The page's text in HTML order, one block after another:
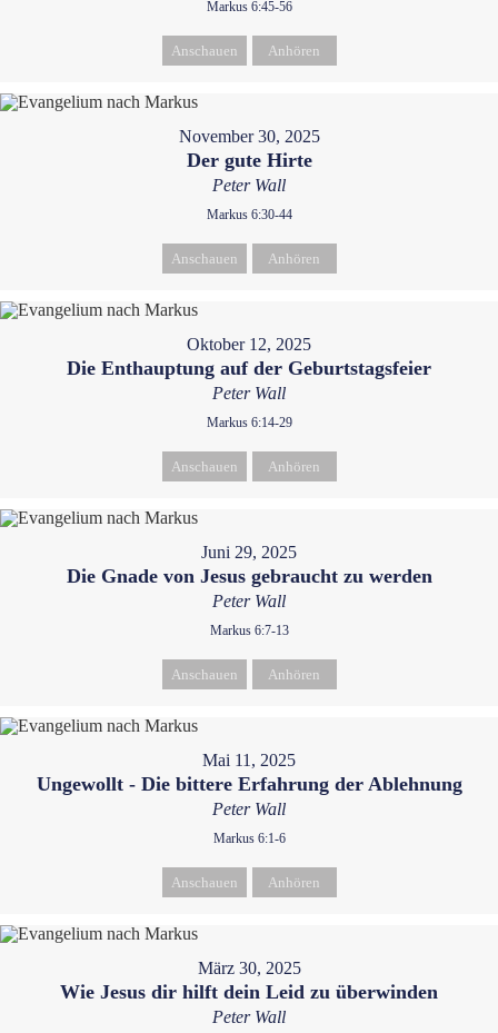
Markus 6:45-56
Anschauen Anhören
November 30, 2025
Der gute Hirte
Peter Wall
Markus 6:30-44
Anschauen Anhören
Oktober 12, 2025
Die Enthauptung auf der Geburtstagsfeier
Peter Wall
Markus 6:14-29
Anschauen Anhören
Juni 29, 2025
Die Gnade von Jesus gebraucht zu werden
Peter Wall
Markus 6:7-13
Anschauen Anhören
Mai 11, 2025
Ungewollt - Die bittere Erfahrung der Ablehnung
Peter Wall
Markus 6:1-6
Anschauen Anhören
März 30, 2025
Wie Jesus dir hilft dein Leid zu überwinden
Peter Wall